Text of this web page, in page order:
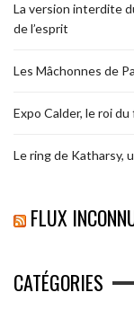
La version interdite
de l’esprit
Les Mâchonnes de
Expo Calder, le roi
Le ring de Katharsy,
FLUX
CATÉGORIES